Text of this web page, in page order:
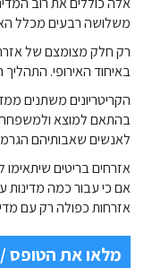
משלושה רבעים מכלל
רק חלק מצומצם של
באיחוד האירופי. התהליך
הקריטריונים משתנים
בהתאם למוצא
לאנשים שאבותיהם
אם כי עבור כמה מדינות
אזרחות כפולה רק עם
מלאו את הטופס /